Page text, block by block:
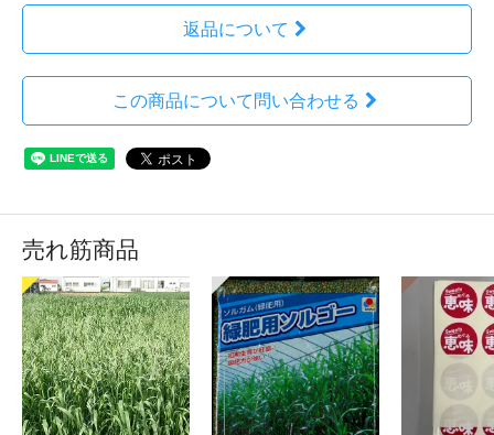
返品について
この商品について問い合わせる
売れ筋商品